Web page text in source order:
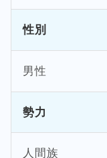
性別
男性
勢力
人間族